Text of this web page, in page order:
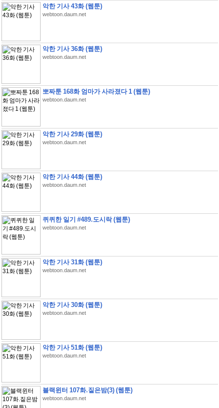
악한 기사 43화 (웹툰)
webtoon.daum.net
악한 기사 36화 (웹툰)
webtoon.daum.net
뽀짜툰 168화 엄마가 사라졌다 1 (웹툰)
webtoon.daum.net
악한 기사 29화 (웹툰)
webtoon.daum.net
악한 기사 44화 (웹툰)
webtoon.daum.net
퀴퀴한 일기 #489.도시락 (웹툰)
webtoon.daum.net
악한 기사 31화 (웹툰)
webtoon.daum.net
악한 기사 30화 (웹툰)
webtoon.daum.net
악한 기사 51화 (웹툰)
webtoon.daum.net
블랙윈터 107화.짙은밤(3) (웹툰)
webtoon.daum.net